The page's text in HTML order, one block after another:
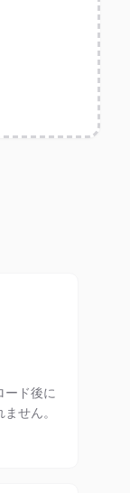
ード後に
せん。